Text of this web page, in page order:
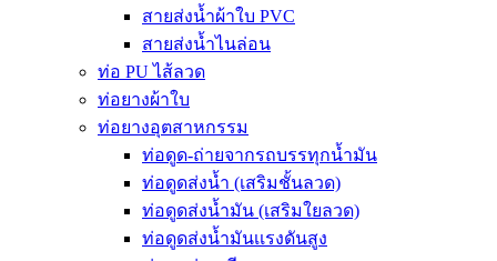
สายส่งน้ำผ้าใบ PVC
สายส่งน้ำไนล่อน
ท่อ PU ไส้ลวด
ท่อยางผ้าใบ
ท่อยางอุตสาหกรรม
ท่อดูด-ถ่ายจากรถบรรทุกน้ำมัน
ท่อดูดส่งน้ำ (เสริมชั้นลวด)
ท่อดูดส่งน้ำมัน (เสริมใยลวด)
ท่อดูดส่งน้ำมันเเรงดันสูง